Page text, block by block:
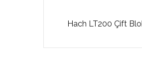
Hach LT200 Çift